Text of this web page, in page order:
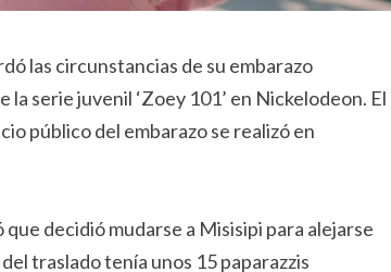
las circunstancias de su embarazo
serie juvenil ‘Zoey 101’ en Nickelodeon. El
público del embarazo se realizó en
decidió mudarse a Misisipi para alejarse
traslado tenía unos 15 paparazzis